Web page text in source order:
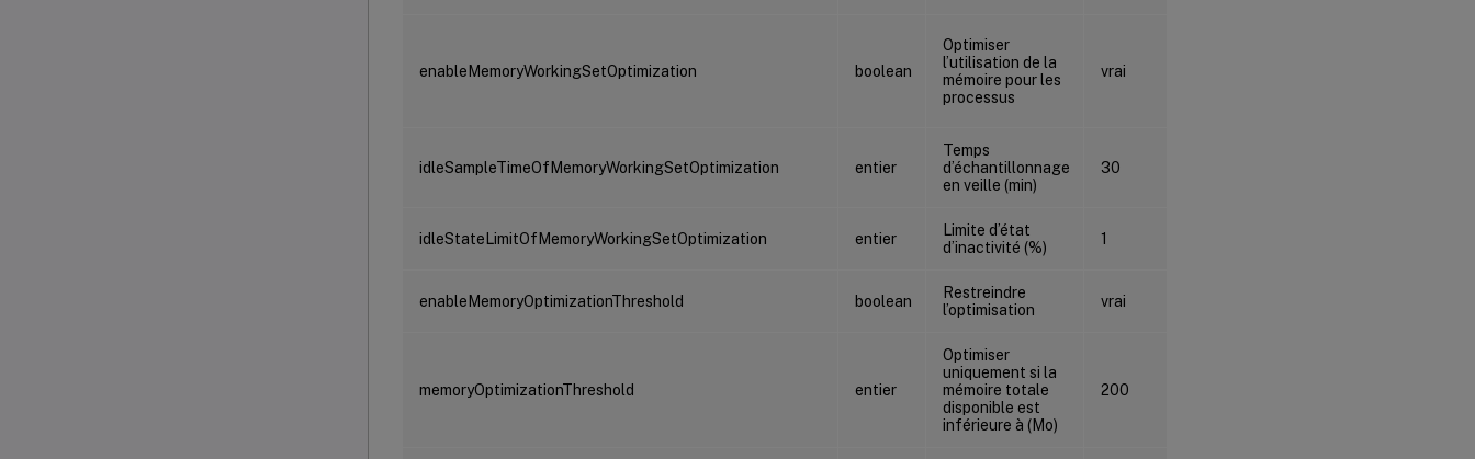
enableMemoryWorkingSetOptimization boolean
Optimiser
l’utilisation de la
mémoire pour les
processus
vrai
idleSampleTimeOfMemoryWorkingSetOptimization entier
Temps
d’échantillonnage
en veille (min)
30
idleStateLimitOfMemoryWorkingSetOptimization entier
Limite d’état
d’inactivité (%)
1
enableMemoryOptimizationThreshold boolean
Restreindre
l’optimisation
vrai
memoryOptimizationThreshold entier
Optimiser
uniquement si la
mémoire totale
disponible est
inférieure à (Mo)
200